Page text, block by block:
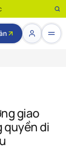
giao
di